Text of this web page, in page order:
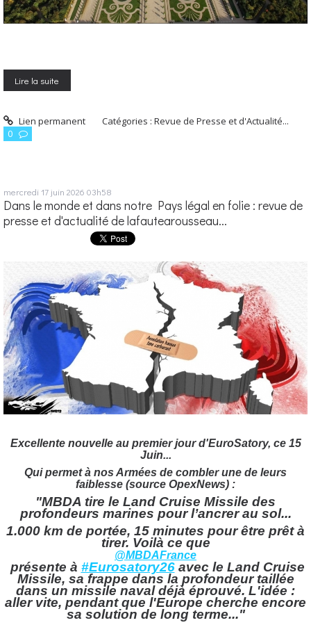
Lire la suite
Lien permanent Catégories :Revue de Presse et d'Actualité...
0
mercredi 17 juin 2026 03h58
Dans le monde et dans notre Pays légal en folie : revue de
presse et d'actualité de lafautearousseau...
Excellente nouvelle au premier jour d'EuroSatory, ce 15
Juin...
Qui permet à nos Armées de combler une de leurs
faiblesse (source OpexNews) :
"MBDA tire le Land Cruise Missile des
profondeurs marines pour l’ancrer au sol...
1.000 km de portée, 15 minutes pour être prêt à
tirer. Voilà ce que
@MBDAFrance
présente à #Eurosatory26avec le Land Cruise
Missile, sa frappe dans la profondeur taillée
dans un missile naval déjà éprouvé. L'idée :
aller vite, pendant que l'Europe cherche encore
sa solution de long terme..."